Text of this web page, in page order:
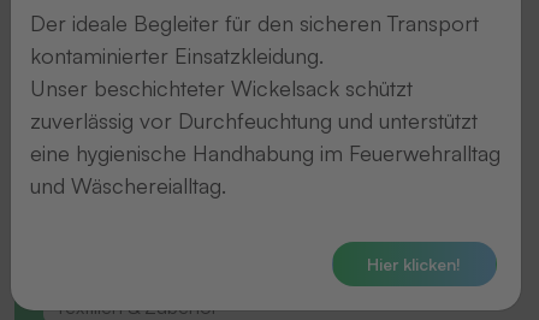
Textilien & Zubehör
Der ideale Begleiter für den sicheren Transport
kontaminierter Einsatzkleidung.
Unser beschichteter Wickelsack schützt
zuverlässig vor Durchfeuchtung und unterstützt
eine hygienische Handhabung im Feuerwehralltag
und Wäschereialltag.
Hier klicken!